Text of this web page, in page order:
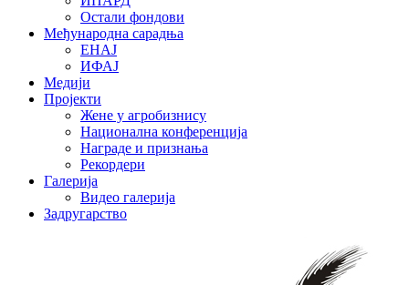
Остали фондови
Међународна сарадња
ЕНАЈ
ИФАЈ
Медији
Пројекти
Жене у агробизнису
Национална конференција
Награде и признања
Рекордери
Галерија
Видео галерија
Задругарство